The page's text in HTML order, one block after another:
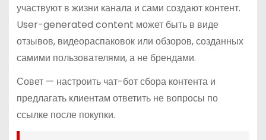
участвуют в жизни канала и сами создают контент.
User-generated content может быть в виде
отзывов, видеораспаковок или обзоров, созданных
самими пользователями, а не брендами.
Совет — настроить чат-бот сбора контента и
предлагать клиентам ответить не вопросы по
ссылке после покупки.